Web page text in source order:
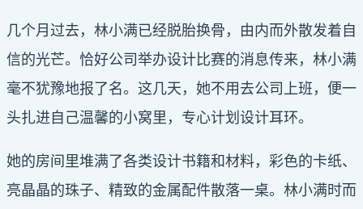
几个月过去，林小满已经脱胎换骨，由内而外散发着自
信的光芒。恰好公司举办设计比赛的消息传来，林小满
毫不犹豫地报了名。这几天，她不用去公司上班，便一
头扎进自己温馨的小窝里，专心计划设计耳环。
她的房间里堆满了各类设计书籍和材料，彩色的卡纸、
亮晶晶的珠子、精致的金属配件散落一桌。林小满时而